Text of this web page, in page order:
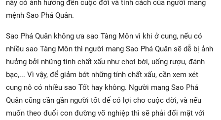
này có ảnh hưởng đến cuộc đời và tính cách của người mang
mệnh Sao Phá Quân.
Sao Phá Quân không ưa sao Tàng Môn vì khi ở cung, nếu có
nhiều sao Tàng Môn thì người mang Sao Phá Quân sẽ dễ bị ảnh
hưởng bởi những tính chất xấu như chơi bời, uống rượu, đánh
bạc,... Vì vậy, để giảm bớt những tính chất xấu, cần xem xét
cung nô có nhiều sao Tốt hay không. Người mang Sao Phá
Quân cũng cần gần người tốt để có lợi cho cuộc đời, và nếu
muốn theo đuổi con đường võ nghiệp thì sẽ phải đối mặt với